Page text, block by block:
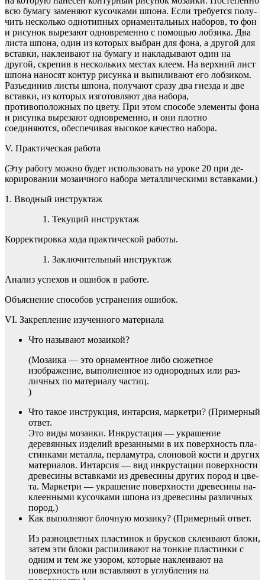
всю бумагу заменяют кусочками шпона. Если требуется полу­
чить несколько однотипных орнаментальных наборов, то фон
и рисунок вырезают одновременно с помощью лобзика. Два
листа шпона, один из которых выбран для фона, а другой для
вставки, наклеивают на бумагу и накладывают один на
другой, скрепив в нескольких местах клеем. На верхний лист
шпона на­носят контур рисунка и выпиливают его лобзиком.
Разъединив листы шпона, получают сразу два гнезда и две
вставки, из кото­рых изготовляют два набора,
противоположных по цвету. При этом способе элементы фона
и рисунка вырезают одновремен­но, и они плотно
соединяются, обеспечивая высокое качество набора.
V. Практическая работа
(Эту работу можно будет использовать на уроке 20 при де­
корировании мозаичного набора металлическими вставками.)
1. Вводный инструктаж
Текущий инструктаж
Корректировка хода практической работы.
Заключительный инструктаж
Анализ успехов и ошибок в работе.
Объяснение способов устранения ошибок.
VI. Закрепление изученного материала
Что называют мозаикой?
(Мозаика — это орнаментное либо сюжетное
изображение, выполненное из однородных или раз­
личных по материалу частиц.
)
Что такое инструкция, интарсия, маркетри? (Пример­ный
ответ.
Это виды мозаики. Инкрустация — украшение
деревянных изделий врезанными в их поверхность пла­
стинками металла, перламутра, слоновой кости и других
материалов. Интарсия — вид инкрустации поверхности
древесины вставками из древесины других пород и цве­
та. Маркетри — украшение поверхности древесины на­
клеенными кусочками шпона из древесины различных
пород.)
Как выполняют блочную мозаику? (Примерный ответ.
Из разноцветных пластинок и брусков склеивают блоки,
затем эти блоки распиливают на тонкие пластинки с
одним и тем же узором, которые наклеивают на
поверхность или вставляют в углубления на